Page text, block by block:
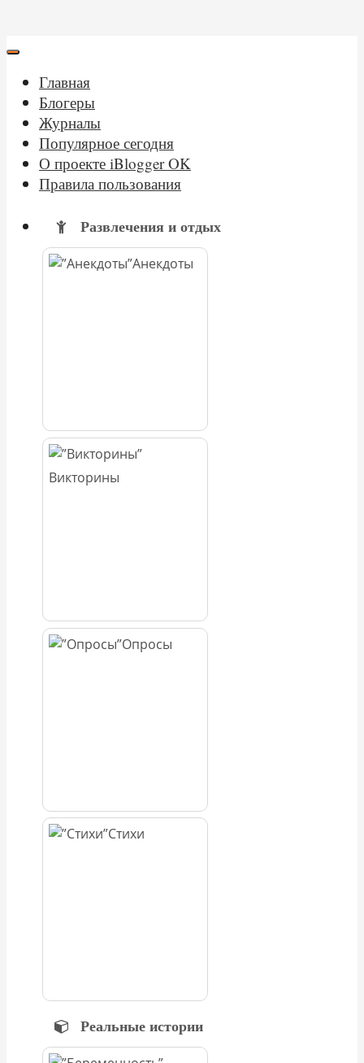
Главная
Блогеры
Журналы
Популярное сегодня
О проекте iBlogger OK
Правила пользования
Развлечения и отдых
Анекдоты
Викторины
Опросы
Стихи
Реальные истории